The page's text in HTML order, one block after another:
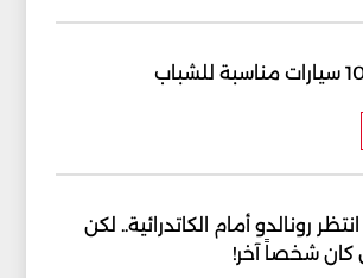
رونالدو أمام الكاتدرائية.. لكن
كان شخصاً آخر!